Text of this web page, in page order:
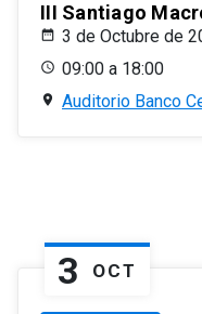
III Santiago
3 de Octubre de
09:00 a 18:00
Auditorio Banco
3 OCT